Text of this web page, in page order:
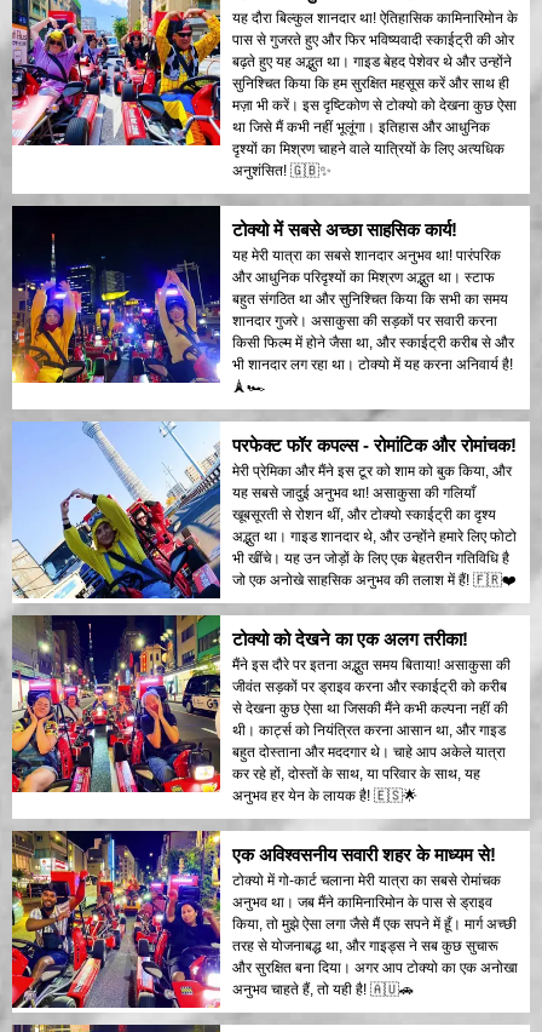
यह दौरा बिल्कुल शानदार था! ऐतिहासिक कामिनारिमोन के
पास से गुजरते हुए और फिर भविष्यवादी स्काईट्री की ओर
बढ़ते हुए यह अद्भुत था। गाइड बेहद पेशेवर थे और उन्होंने
सुनिश्चित किया कि हम सुरक्षित महसूस करें और साथ ही
मज़ा भी करें। इस दृष्टिकोण से टोक्यो को देखना कुछ ऐसा
था जिसे मैं कभी नहीं भूलूंगा। इतिहास और आधुनिक
दृश्यों का मिश्रण चाहने वाले यात्रियों के लिए अत्यधिक
अनुशंसित! 🇬🇧✨
टोक्यो में सबसे अच्छा साहसिक कार्य!
यह मेरी यात्रा का सबसे शानदार अनुभव था! पारंपरिक
और आधुनिक परिदृश्यों का मिश्रण अद्भुत था। स्टाफ
बहुत संगठित था और सुनिश्चित किया कि सभी का समय
शानदार गुजरे। असाकुसा की सड़कों पर सवारी करना
किसी फिल्म में होने जैसा था, और स्काईट्री करीब से और
भी शानदार लग रहा था। टोक्यो में यह करना अनिवार्य है!
🗼🏎️
परफेक्ट फॉर कपल्स - रोमांटिक और रोमांचक!
मेरी प्रेमिका और मैंने इस टूर को शाम को बुक किया, और
यह सबसे जादुई अनुभव था! असाकुसा की गलियाँ
खूबसूरती से रोशन थीं, और टोक्यो स्काईट्री का दृश्य
अद्भुत था। गाइड शानदार थे, और उन्होंने हमारे लिए फोटो
भी खींचे। यह उन जोड़ों के लिए एक बेहतरीन गतिविधि है
जो एक अनोखे साहसिक अनुभव की तलाश में हैं! 🇫🇷❤️
टोक्यो को देखने का एक अलग तरीका!
मैंने इस दौरे पर इतना अद्भुत समय बिताया! असाकुसा की
जीवंत सड़कों पर ड्राइव करना और स्काईट्री को करीब
से देखना कुछ ऐसा था जिसकी मैंने कभी कल्पना नहीं की
थी। कार्ट्स को नियंत्रित करना आसान था, और गाइड
बहुत दोस्ताना और मददगार थे। चाहे आप अकेले यात्रा
कर रहे हों, दोस्तों के साथ, या परिवार के साथ, यह
अनुभव हर येन के लायक है! 🇪🇸🌟
एक अविश्वसनीय सवारी शहर के माध्यम से!
टोक्यो में गो-कार्ट चलाना मेरी यात्रा का सबसे रोमांचक
अनुभव था। जब मैंने कामिनारिमोन के पास से ड्राइव
किया, तो मुझे ऐसा लगा जैसे मैं एक सपने में हूँ। मार्ग अच्छी
तरह से योजनाबद्ध था, और गाइड्स ने सब कुछ सुचारू
और सुरक्षित बना दिया। अगर आप टोक्यो का एक अनोखा
अनुभव चाहते हैं, तो यही है! 🇦🇺🚗